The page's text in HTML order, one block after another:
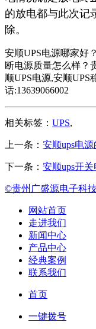
的放电都与此次记
除。
安顺UPS电源哪家好
断电源质量怎么样？
顺UPS电源,安顺UPS
话:13639066002
相关标签： UPS,
上一条： 安顺ups电
下一条： 安顺ups开
©贵州广盛源电子科
网站首页
走进我们
新闻中心
产品中心
经典案例
联系我们
首页
一键拨号